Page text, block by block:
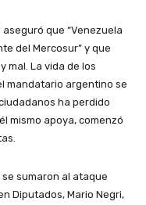
que “Venezuela
del Mercosur” y que
mal. La vida de los
mandatario argentino se
ha perdido
mismo apoya, comenzó
sumaron al ataque
Diputados, Mario Negri,